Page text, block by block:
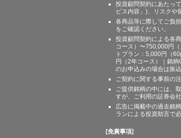
投資顧問契約にあたっ
ビス内容」)、リスクや
各商品等に際してご負
をご確認ください。
投資顧問契約による各
コース）〜750,000円
トプラン：5,000円（
円（2年コース）｜銘
のお申込みの場合は振
ご契約に関する事前の
ご提供銘柄の中には、
すが、ご利用の証券会
広告に掲載中の過去銘
ランによる投資助言で
[免責事項]